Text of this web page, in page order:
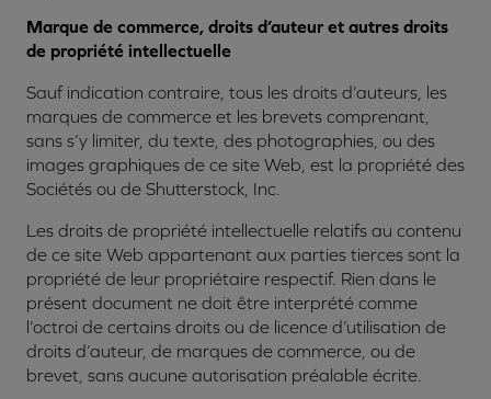
Marque de commerce, droits d’auteur et autres droits
de propriété intellectuelle
Sauf indication contraire, tous les droits d’auteurs, les
marques de commerce et les brevets comprenant,
sans s’y limiter, du texte, des photographies, ou des
images graphiques de ce site Web, est la propriété des
Sociétés ou de Shutterstock, Inc.
Les droits de propriété intellectuelle relatifs au contenu
de ce site Web appartenant aux parties tierces sont la
propriété de leur propriétaire respectif. Rien dans le
présent document ne doit être interprété comme
l’octroi de certains droits ou de licence d’utilisation de
droits d’auteur, de marques de commerce, ou de
brevet, sans aucune autorisation préalable écrite.